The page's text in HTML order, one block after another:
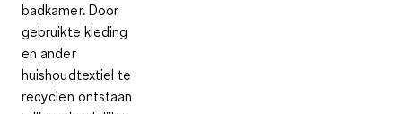
badkamer. Door
gebruikte kleding
en ander
huishoudtextiel te
recyclen ontstaan